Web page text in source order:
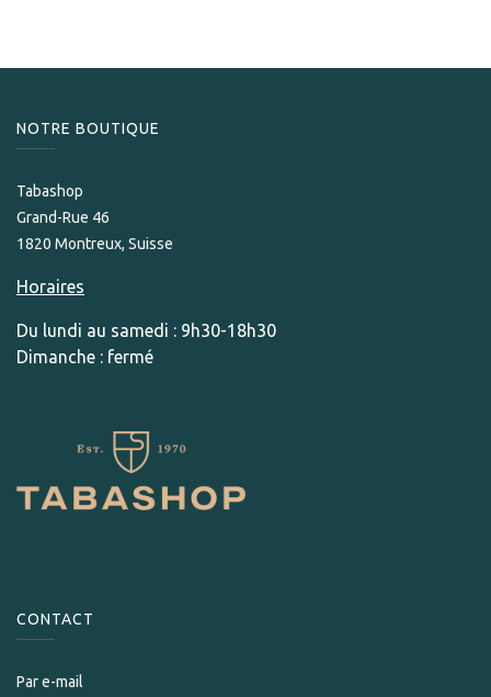
NOTRE BOUTIQUE
Tabashop
Grand-Rue 46
1820 Montreux, Suisse
Horaires
Du lundi au samedi : 9h30-18h30
Dimanche : fermé
CONTACT
Par e-mail